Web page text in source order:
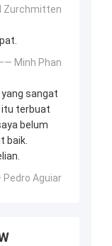
Zurchmitten
Minh Phan
sangat
itu terbuat
belum
baik.
Aguiar